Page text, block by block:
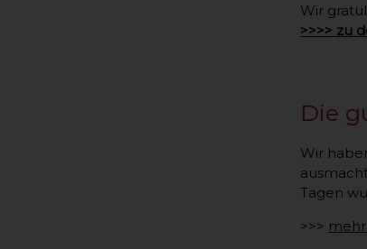
Wir
>>>> zu
Die
Wir
Tagen
>>>